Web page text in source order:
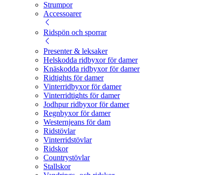
Strumpor
Accessoarer
Ridspön och sporrar
Presenter & leksaker
Helskodda ridbyxor för damer
Knäskodda ridbyxor för damer
Ridtights för damer
Vinterridbyxor för damer
Vinterridtights för damer
Jodhpur ridbyxor för damer
Regnbyxor för damer
Westernjeans för dam
Ridstövlar
Vinterridstövlar
Ridskor
Countrystövlar
Stallskor